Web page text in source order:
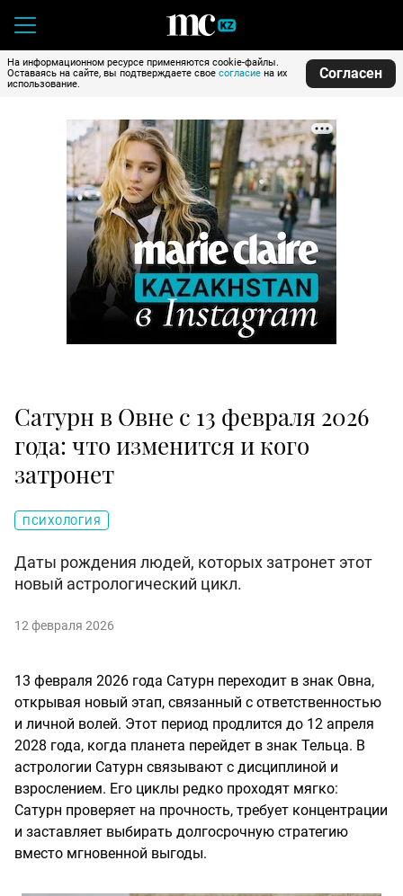
На информационном ресурсе применяются cookie-файлы.
Оставаясь на сайте, вы подтверждаете свое согласие на их
использование.
Согласен
Сатурн в Овне с 13 февраля 2026
года: что изменится и кого
затронет
ПСИХОЛОГИЯ
Даты рождения людей, которых затронет этот
новый астрологический цикл.
12 февраля 2026
13 февраля 2026 года Сатурн переходит в знак Овна,
открывая новый этап, связанный с ответственностью
и личной волей. Этот период продлится до 12 апреля
2028 года, когда планета перейдет в знак Тельца. В
астрологии Сатурн связывают с дисциплиной и
взрослением. Его циклы редко проходят мягко:
Сатурн проверяет на прочность, требует концентрации
и заставляет выбирать долгосрочную стратегию
вместо мгновенной выгоды.